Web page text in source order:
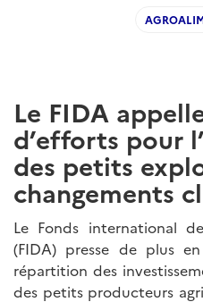
Le FIDA
d’efforts pour
des petits
changements
Le Fonds international
(FIDA) presse de plus
répartition des
des petits producteurs